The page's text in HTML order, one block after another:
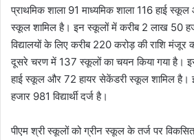
प्राथमिक शाला 91 माध्यमिक शाला 116 हाई
स्कूल शामिल है। इन स्कूलों में करीब 2 लाख 50
विद्यालयों के लिए करीब 220 करोड़ की राशि
दूसरे चरण में 137 स्कूलों का चयन किया गया है।
हाई स्कूल और 72 हायर सेकेंडरी स्कूल शामिल है।
हजार 981 विद्यार्थी दर्ज है।
पीएम श्री स्कूलों को ग्रीन स्कूल के तर्ज पर